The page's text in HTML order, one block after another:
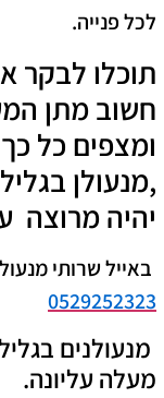
לכל פנייה.
תוכלו לבקר
חשוב מתן
ומצפים כל
,מנעולן
יהיה מרוצה
באייל שרותי
0529252323
מנעולנים
מעלה עליונה.